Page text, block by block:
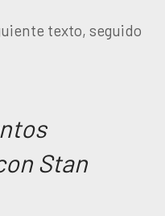
texto, seguido
Stan